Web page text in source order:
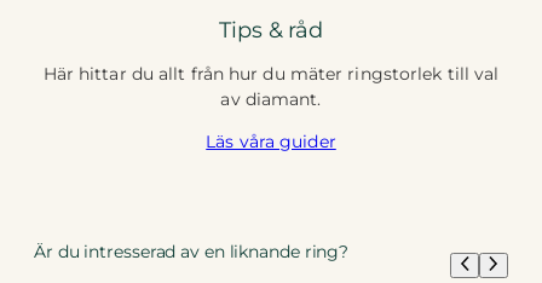
Tips & råd
Här hittar du allt från hur du mäter ringstorlek till val
av diamant.
Läs våra guider
Är du intresserad av en liknande ring?